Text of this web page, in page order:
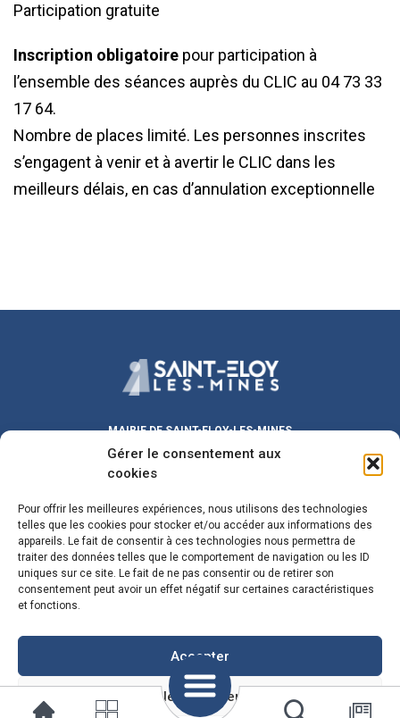
Gérer le consentement aux
cookies
Pour offrir les meilleures expériences, nous utilisons des technologies
telles que les cookies pour stocker et/ou accéder aux informations des
appareils. Le fait de consentir à ces technologies nous permettra de
traiter des données telles que le comportement de navigation ou les ID
uniques sur ce site. Le fait de ne pas consentir ou de retirer son
consentement peut avoir un effet négatif sur certaines caractéristiques
et fonctions.
Accepter
Voir les préférences
Participation gratuite
Inscription obligatoire pour participation à
l’ensemble des séances auprès du CLIC au 04 73 33
17 64.
Nombre de places limité. Les personnes inscrites
s’engagent à venir et à avertir le CLIC dans les
meilleurs délais, en cas d’annulation exceptionnelle
MAIRIE DE SAINT-ELOY-LES-MINES
Place Michel DUVAL
9h00 – 12h00/ 13h30 – 17h30
Samedi :9h00 – 12h00
Fermeture le mercredi matin
maire@sainteloylesmines.fr
04 73 85 08 24